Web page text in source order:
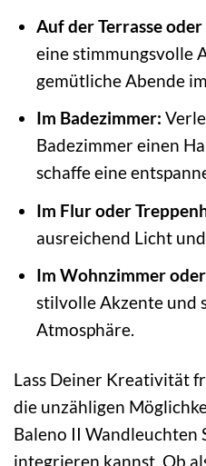
Auf der Terrasse
eine stimmungsvolle
gemütliche Abende
Im Badezimmer:
Badezimmer einen
schaffe eine
Im Flur oder
ausreichend Licht
Im Wohnzimmer
stilvolle Akzente und
Atmosphäre.
Lass Deiner Kreativität
die unzähligen
Baleno II Wandleuchten
integrieren kannst. Ob